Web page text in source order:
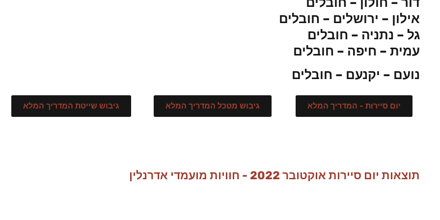
אילון – ירושלים – חובלים
גל – נתניה – חובלים
עמית – חיפה – חובלים
נועם – יקנעם – חובלים
יום סיירות - המדריך המלא גיבוש מטכל המדריך המלא גיבוש שייטת המדריך המלא
תוצאות יום סיירות אוקטובר 2022 - חוויות מועמדי אדרנלין